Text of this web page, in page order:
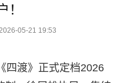
！
05-21 19:53
四渡》正式定档2026